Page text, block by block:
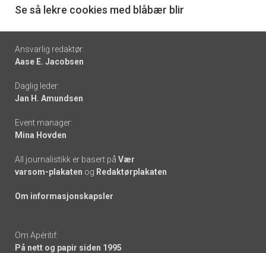
6
Se så lekre cookies med blåbær blir
Footer
-
links
Ansvarlig redaktør:
Aase E. Jacobsen
Daglig leder:
Jan H. Amundsen
Event manager:
Mina Hovden
All journalistikk er basert på Vær
varsom-plakaten og Redaktørplakaten
Om informasjonskapsler
Om Apéritif:
På nett og papir siden 1995